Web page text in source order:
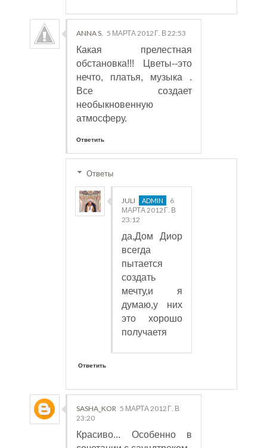
ANNA S. 5 МАРТА 2012 Г. В 22:53
Какая прелестная
обстановка!!! Цветы--это
нечто, платья, музыка .
Все создает
необыкновенную
атмосферу.
Ответить
Ответы
JULI
6
МАРТА 2012 Г. В
23:12
да,Дом Диор
всегда
пытается
создать
мечту,и я
думаю,у них
это хорошо
получаетя
Ответить
SASHA_KOR 5 МАРТА 2012 Г. В
23:20
Красиво... Особенно в